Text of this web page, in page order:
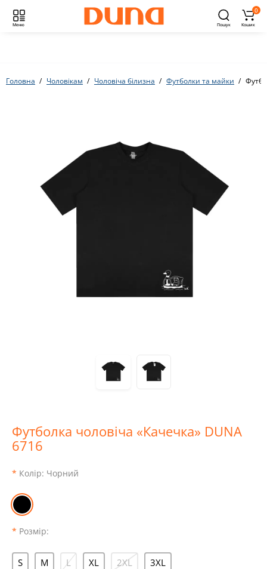
Меню Пошук
0
Кошик
Головна Чоловікам Чоловіча білизна Футболки та майки
Футболка чоловіча «Качечка» DUNA
6716
Колір: Чорний
Розмір:
S M L XL 2XL 3XL